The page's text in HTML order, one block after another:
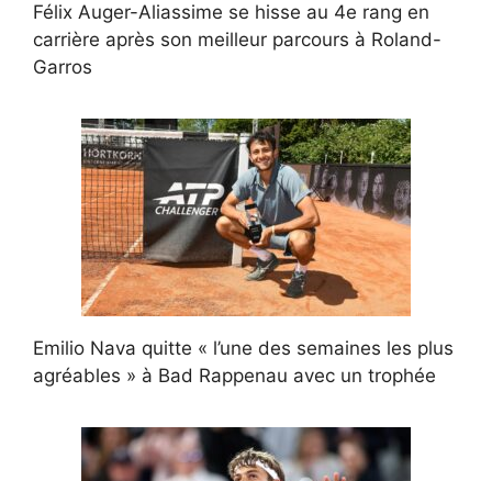
Félix Auger-Aliassime se hisse au 4e rang en
carrière après son meilleur parcours à Roland-
Garros
Emilio Nava quitte « l’une des semaines les plus
agréables » à Bad Rappenau avec un trophée